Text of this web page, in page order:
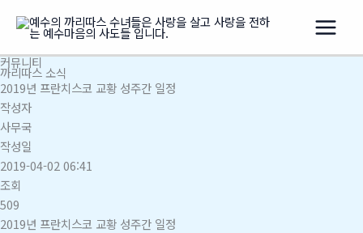
로
건
너
뛰
기
커뮤니티
까리따스 소식
2019년 프란치스코 교황 성주간 일정
작성자
사무국
작성일
2019-04-02 06:41
조회
509
2019년 프란치스코 교황 성주간 일정